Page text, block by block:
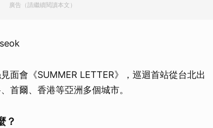
廣告（請繼續閱讀本文）
面會《SUMMER LETTER》，巡迴首站從台北出
首爾、香港等亞洲多個城市。
？